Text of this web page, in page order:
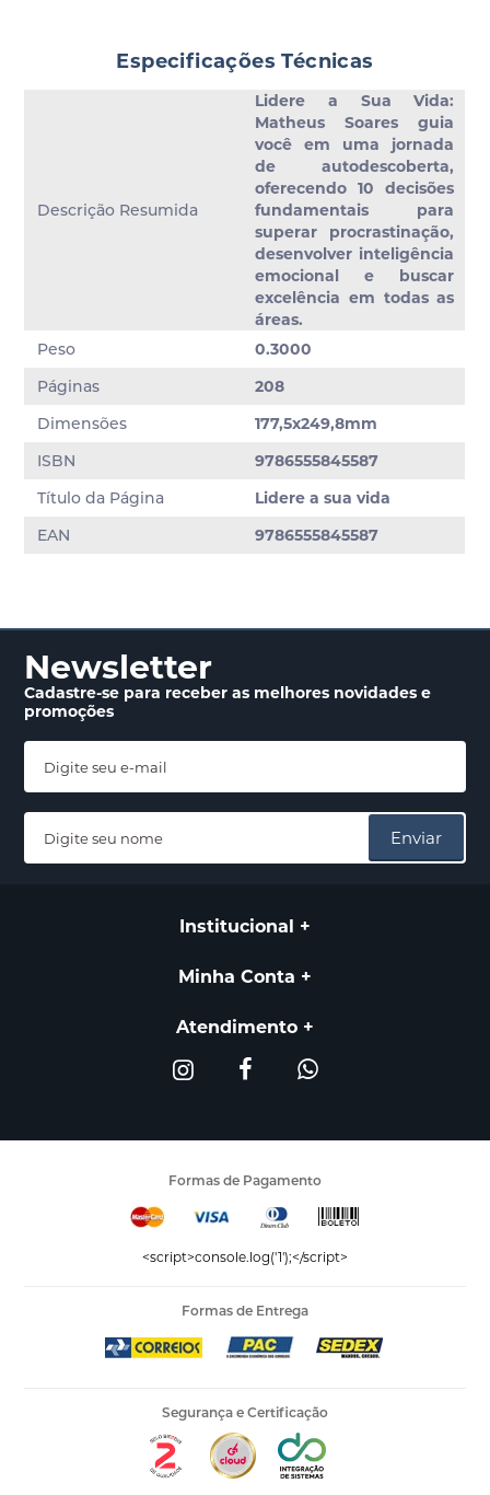
Especificações Técnicas
Descrição Resumida
Lidere a Sua Vida:
Matheus Soares guia
você em uma jornada
de autodescoberta,
oferecendo 10 decisões
fundamentais para
superar procrastinação,
desenvolver inteligência
emocional e buscar
excelência em todas as
reas.
Peso
0.3000
Páginas
208
Dimensões
177,5x249,8mm
ISBN
9786555845587
Título da Página
Lidere a sua vida
EAN
9786555845587
Newsletter
Cadastre-se para receberas melhores novidadese
promoções
Enviar
Institucional
Minha Conta
Atendimento
Formas de Pagamento
<script>console.log('1');</script>
Formas de Entrega
Segurança e Certificação